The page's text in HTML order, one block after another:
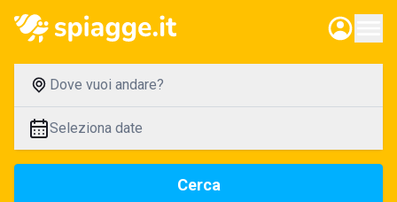
Dove vuoi andare?
Seleziona date
Cerca